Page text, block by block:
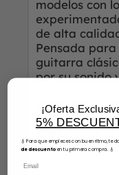
modelos con
de alta
Pensada
guitarra
por su sonido
374,00€
Seleccionar